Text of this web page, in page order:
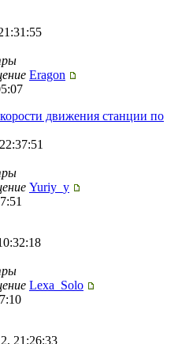
Eragon
движения станции по
Yuriy_y
Lexa_Solo
21:26:33